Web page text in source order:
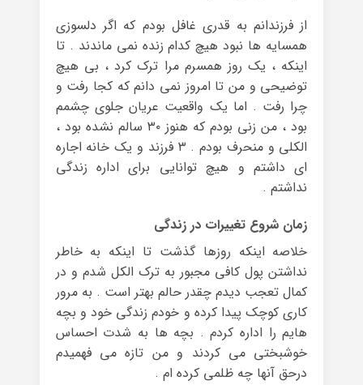
از فرزندانم به قدری غافل بودم که اگر دلسوزی
همسایه ها نبود هیچ کدام زنده نمی ماندند . تا
اینکه ، یک روز همسرم مرا ترک کرد ، بی هیچ
توضیحی و من تا امروز نمی دانم که کجا رفت و
چرا رفت . اما یک واقعیت عریان جلوی چشمم
بود ، من زنی بودم که هنوز ۳۰ سالم نشده بود ،
الکلی و منحرف بودم . ۳ فرزند و یک خانه اجاره
ای داشتم و هیچ توانایی برای اداره زندگی
نداشتم .
زمان شروع تغییرات در زندگی
خلاصه اینکه روزها گذشت تا اینکه به خاطر
نداشتن پول کافی مجبور به ترک الکل شدم و در
کمال تعجب دیدم چقدر حالم بهتر است . به مرور
کاری کوچک پیدا کرده و خودم زندگی خود و بچه
هایم را اداره کردم . بچه ها به شدت احساس
خوشبختی می کردند و من تازه می فهمیدم
درحق آنها چه ظلمی کرده ام .